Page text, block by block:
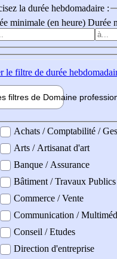
la durée hebdomadaire :
minimale (en heure) Durée
le filtre de durée
filtres de Domaine pro
professionel
Achats / Comptabilité /
Arts / Artisanat d'art
Banque / Assurance
Bâtiment / Travaux Publics
Commerce / Vente
Communication /
Conseil / Etudes
Direction d'entreprise